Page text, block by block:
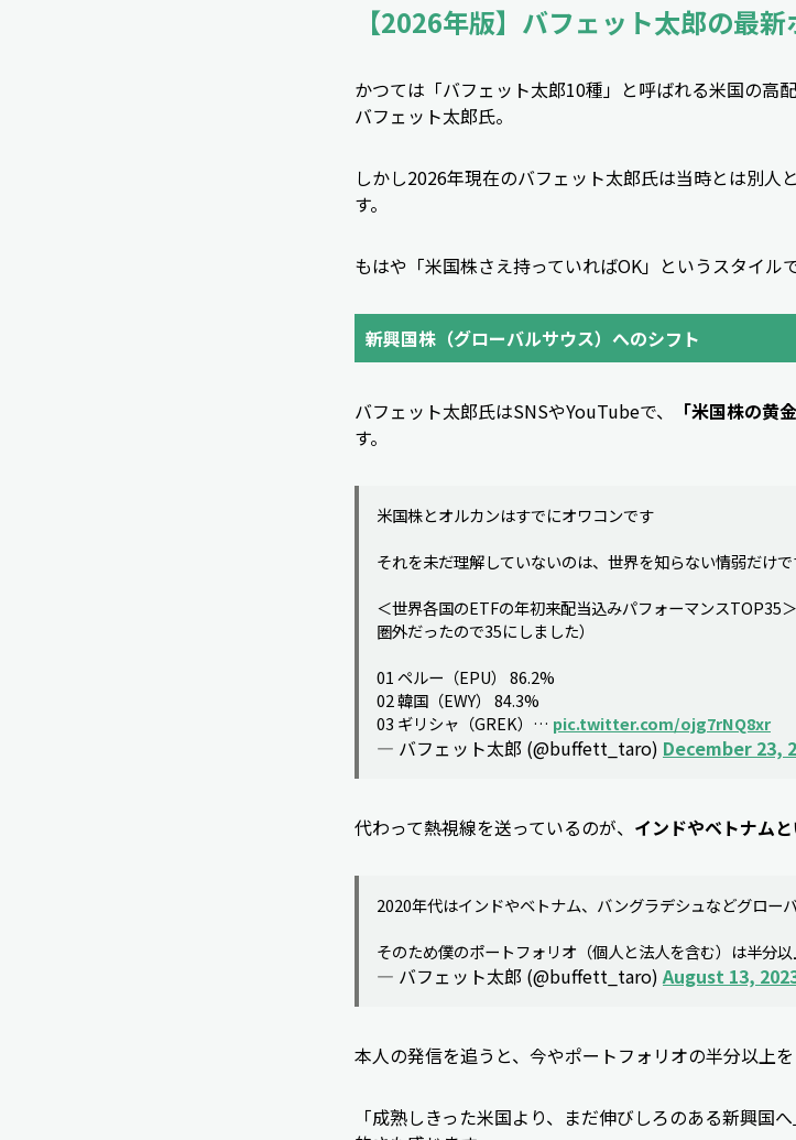
【2026年版】バフェット太郎の最
かつては「バフェット太郎10種」と呼ばれる米国の高
バフェット太郎氏。
しかし2026年現在のバフェット太郎氏は当時とは別人
す。
もはや「米国株さえ持っていればOK」というスタイル
新興国株（グローバルサウス）へのシフト
バフェット太郎氏はSNSやYouTubeで、 「米国株の黄
す。
米国株とオルカンはすでにオワコンです
それを未だ理解していないのは、世界を知らない情弱だけ
＜世界各国のETFの年初来配当込みパフォーマンス
圏外だったので35にしました）
01 ペルー（EPU） 86.2%
02 韓国（EWY） 84.3%
03 ギリシャ（GREK）… pic.twitter.com/ojg7rNQ8xr
— バフェット太郎 (@buffett_taro) December 23,
代わって熱視線を送っているのが、 インドやベトナム
2020年代はインドやベトナム、バングラデシュなどグロー
そのため僕のポートフォリオ（個人と法人を含む）は半分
— バフェット太郎 (@buffett_taro)August 13,
本人の発信を追うと、今やポートフォリオの半分以上
「成熟しきった米国より、まだ伸びしろのある新興国